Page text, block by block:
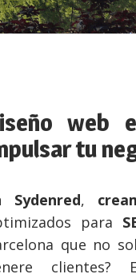
web
tu
,
paraSEO
que no solo
clientes? En